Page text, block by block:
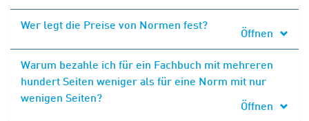
Wer legt die Preise von Normen fest?
Öffnen
Warum bezahle ich für ein Fachbuch mit mehreren
hundert Seiten weniger als für eine Norm mit nur
wenigen Seiten?
Öffnen